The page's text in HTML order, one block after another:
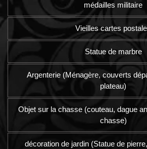
médailles militaire
Vieilles cartes
Statue de marbre
Argenterie (Ménagère, couverts
plateau)
Objet sur la chasse (couteau, dague
chasse)
décoration de jardin (Statue de